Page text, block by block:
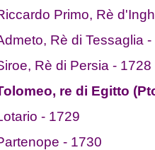
Primo, Rè
Rè di Tessaglia
Rè di Persia - 1728
re di Egitto
- 1729
- 1730